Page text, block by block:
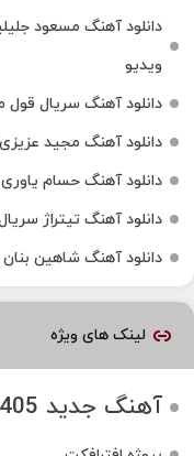
ویدیو
دانلود آهنگ سریال قول
دانلود آهنگ مجید
دانلود آهنگ حسام
دانلود آهنگ تیتراژ
دانلود آهنگ شاهین بنان
لینک های ویژه
آهنگ جدید 1405